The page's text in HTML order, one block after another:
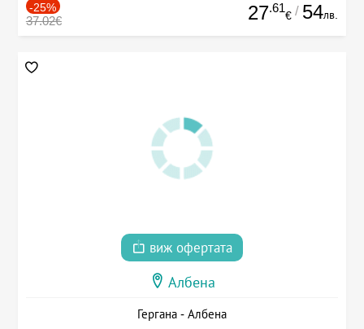
-25%
37.02€ 27.61
€ / 54лв.
виж офертата
Албена
Гергана - Албена